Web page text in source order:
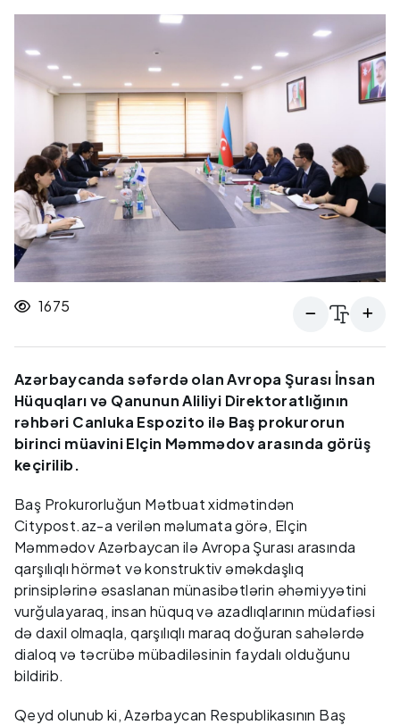
1675
Azərbaycanda səfərdə olan Avropa Şurası İnsan
Hüquqları və Qanunun Aliliyi Direktoratlığının
rəhbəri Canluka Espozito ilə Baş prokurorun
birinci müavini Elçin Məmmədov arasında görüş
keçirilib.
Baş Prokurorluğun Mətbuat xidmətindən
Citypost.az-a verilən məlumata görə, Elçin
Məmmədov Azərbaycan ilə Avropa Şurası arasında
qarşılıqlı hörmət və konstruktiv əməkdaşlıq
prinsiplərinə əsaslanan münasibətlərin əhəmiyyətini
vurğulayaraq, insan hüquq və azadlıqlarının müdafiəsi
də daxil olmaqla, qarşılıqlı maraq doğuran sahələrdə
dialoq və təcrübə mübadiləsinin faydalı olduğunu
bildirib.
Qeyd olunub ki, Azərbaycan Respublikasının Baş